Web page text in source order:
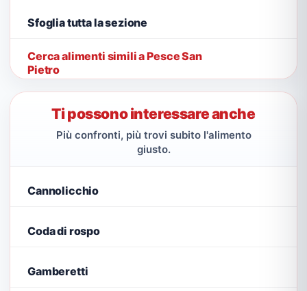
Sfoglia tutta la sezione
Cerca alimenti simili a Pesce San
Pietro
Ti possono interessare anche
Più confronti, più trovi subito l'alimento
giusto.
Cannolicchio
Coda di rospo
Gamberetti